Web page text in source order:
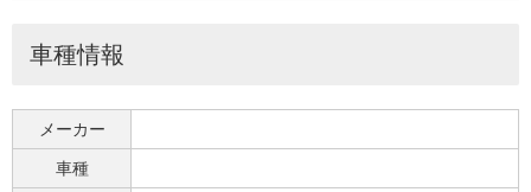
車種情報
メーカー
車種